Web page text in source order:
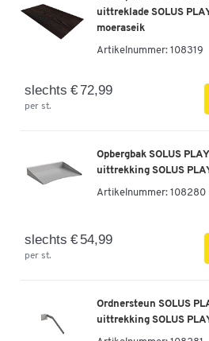
uittreklade SOLUS
moeraseik
Artikelnummer: 108319
slechts € 72,99
per st.
Opbergbak SOLUS
uittrekking SOLUS
Artikelnummer: 108280
slechts € 54,99
per st.
Ordnersteun SOLUS
uittrekking SOLUS